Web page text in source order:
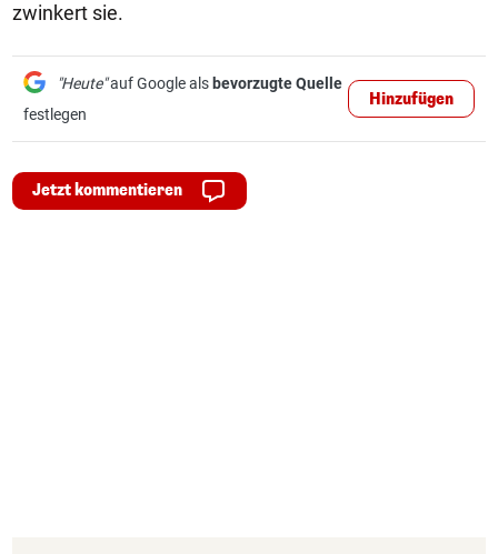
zwinkert sie.
"Heute"auf Google als bevorzugte Quelle
festlegen
Hinzufügen
Jetzt kommentieren